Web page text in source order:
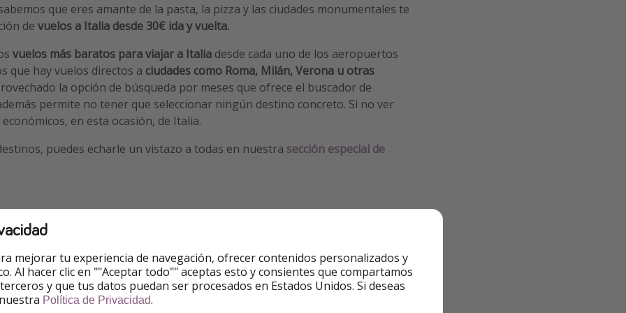
que eres amante de la pasta, la pizza y las ciudades monumentales te
de vuelos a Italia desde 30€ ida y vuelta.
vuelos más baratos para viajar a Italia desde cada uno de los aeropuertos
que hay vuelos directos a ciudades como Roma, Milán, Verona u otras
la opción de búsqueda por meses que ofrece el buscador de
permite no tener que seleccionar ningún destino concreto. Si no ver
en esta ocasión, de Italia.
puedes echarle un vistazo a todas en nuestra sección especial de
no vendemos los billetes, simplemente enlazamos al buscador de
podrás seleccionar la agencia o compañía aérea que desees y formalizar la
mejorar tu experiencia de navegación, ofrecer contenidos personalizados y
Al hacer clic en ""Aceptar todo"" aceptas esto y consientes que compartamos
y que tus datos puedan ser procesados en Estados Unidos. Si deseas
Política de Privacidad.